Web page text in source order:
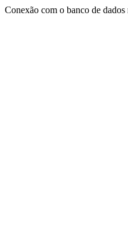
Conexão com o banco de dados